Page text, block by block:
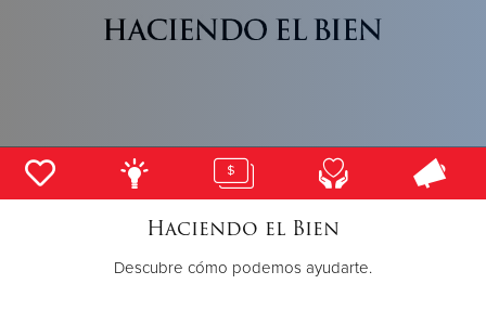
Otro
Donate
Haciendo el Bien
Descubre cómo podemos ayudarte.